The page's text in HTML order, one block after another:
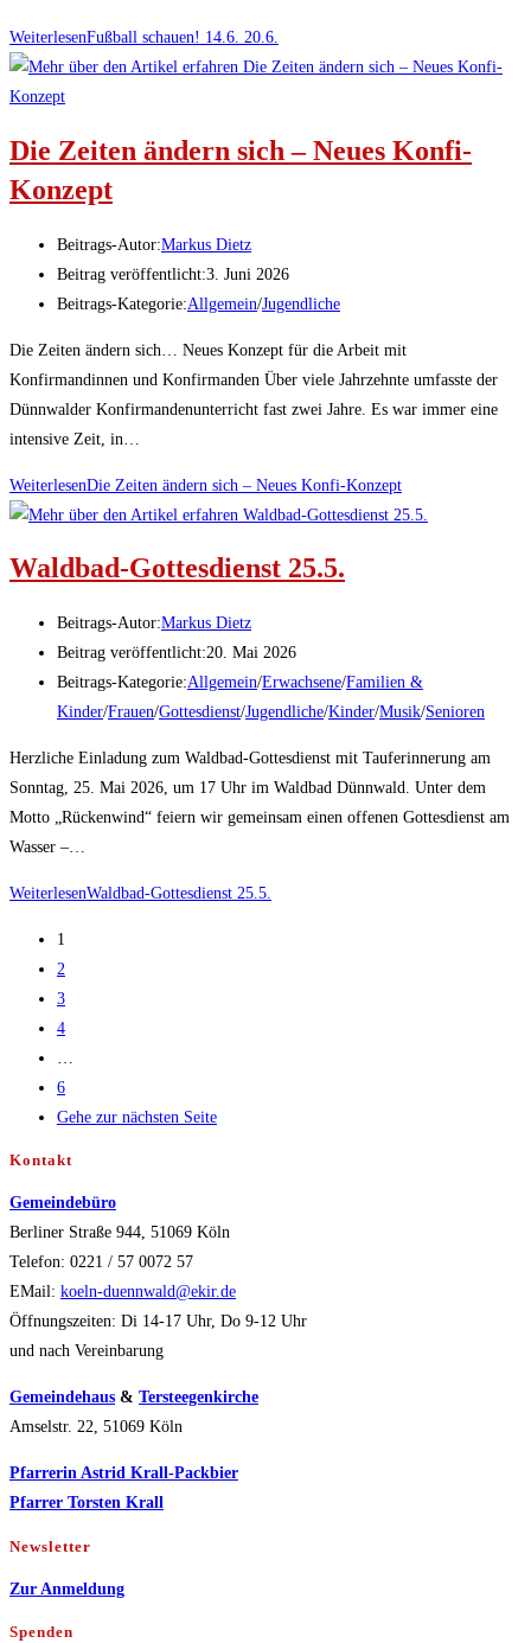
WeiterlesenFußball schauen! 14.6. 20.6.
Die Zeiten ändern sich – Neues Konfi-
Konzept
Beitrags-Autor:Markus Dietz
Beitrag veröffentlicht:3. Juni 2026
Beitrags-Kategorie:Allgemein/Jugendliche
Die Zeiten ändern sich… Neues Konzept für die Arbeit mit
Konfirmandinnen und Konfirmanden Über viele Jahrzehnte umfasste der
Dünnwalder Konfirmandenunterricht fast zwei Jahre. Es war immer eine
intensive Zeit, in…
WeiterlesenDie Zeiten ändern sich – Neues Konfi-Konzept
Waldbad-Gottesdienst 25.5.
Beitrags-Autor:Markus Dietz
Beitrag veröffentlicht:20. Mai 2026
Beitrags-Kategorie:Allgemein/Erwachsene/Familien &
Kinder/Frauen/Gottesdienst/Jugendliche/Kinder/Musik/Senioren
Herzliche Einladung zum Waldbad-Gottesdienst mit Tauferinnerung am
Sonntag, 25. Mai 2026, um 17 Uhr im Waldbad Dünnwald. Unter dem
Motto „Rückenwind“ feiern wir gemeinsam einen offenen Gottesdienst am
Wasser –…
WeiterlesenWaldbad-Gottesdienst 25.5.
1
2
3
4
6
Gehe zur nächsten Seite
Kontakt
Gemeindebüro
Berliner Straße 944, 51069 Köln
Telefon: 0221 / 57 0072 57
EMail: koeln-duennwald@ekir.de
Öffnungszeiten: Di 14-17 Uhr, Do 9-12 Uhr
und nach Vereinbarung
Gemeindehaus & Tersteegenkirche
Amselstr. 22, 51069 Köln
Pfarrerin Astrid Krall-Packbier
Pfarrer Torsten Krall
Newsletter
Zur Anmeldung
Spenden